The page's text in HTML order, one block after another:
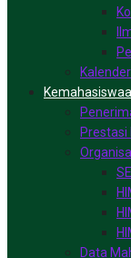
Prestasi
Data